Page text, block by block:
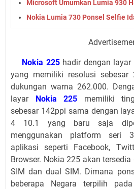
Microsoft Umumkan Lumia 930
Nokia Lumia 730 Ponsel Selfie
Nokia 225hadir dengan layar
yang memiliki resolusi
dukungan warna 262.000.
layar Nokia 225 memiliki
sebesar 142ppi sama dengan
4 10.1 yang baru saja
menggunakan platform seri
aplikasi seperti Facebook,
Browser. Nokia 225 akan
SIM dan dual SIM. Dimana
beberapa Negara terpilih